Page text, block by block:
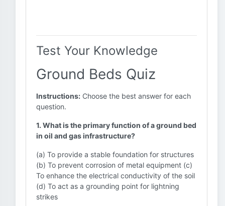
Test Your Knowledge
Ground Beds Quiz
Instructions: Choose the best answer for each
question.
1. What is the primary function of a ground bed
in oil and gas infrastructure?
(a) To provide a stable foundation for structures
(b) To prevent corrosion of metal equipment (c)
To enhance the electrical conductivity of the soil
(d) To act as a grounding point for lightning
strikes